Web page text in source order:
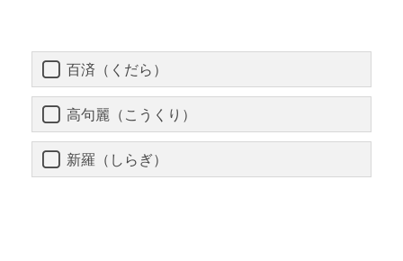
百済（くだら）
高句麗（こうくり）
新羅（しらぎ）